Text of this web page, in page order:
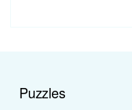
Puzzles